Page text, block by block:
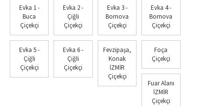
Evka 1 -
Buca
Çiçekçi
Evka 2 -
Çiğli
Çiçekçi
Evka 3 -
Bornova
Çiçekçi
Evka 4 -
Bornova
Çiçekçi
Evka 5 -
Çiğli
Çiçekçi
Evka 6 -
Çiğli
Çiçekçi
Fevzipaşa,
Konak
İZMİR
Çiçekçi
Foça
Çiçekçi
Fuar Alanı
İZMİR
Çiçekçi